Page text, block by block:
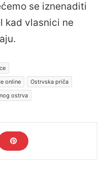
se iznenaditi
kad vlasnici ne
online
Ostrvska priča
ostrva